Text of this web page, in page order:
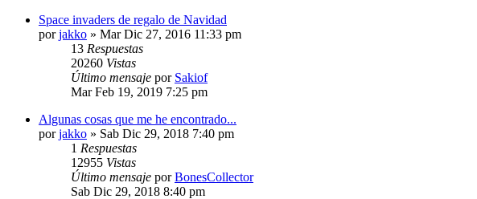
Space invaders de regalo de Navidad
porjakko » Mar Dic 27, 2016 11:33 pm
13 Respuestas
20260 Vistas
Último mensaje por Sakiof
Mar Feb 19, 2019 7:25 pm
Algunas cosas que me he encontrado...
porjakko » Sab Dic 29, 2018 7:40 pm
1 Respuestas
12955 Vistas
Último mensaje porBonesCollector
Sab Dic 29, 2018 8:40 pm